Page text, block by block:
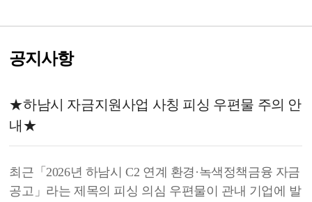
공지사항
★하남시 자금지원사업 사칭 피싱 우편물 주의 안
내★
최근「2026년 하남시 C2 연계 환경·녹색정책금융 자금
공고」라는 제목의 피싱 의심 우편물이 관내 기업에 발